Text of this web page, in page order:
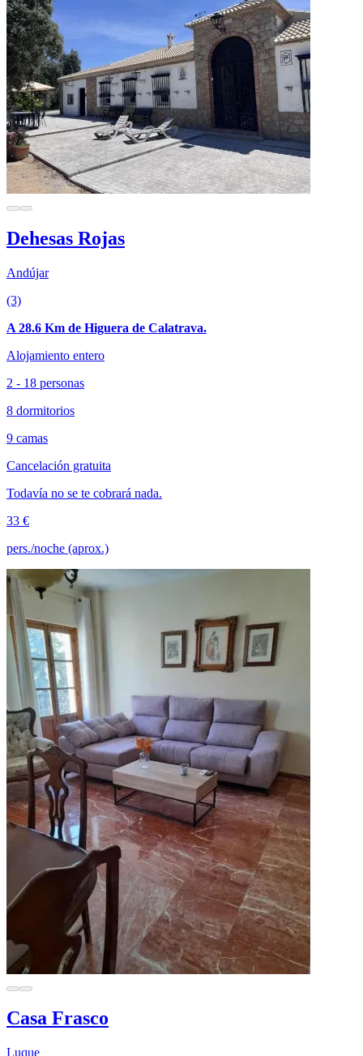
Dehesas Rojas
Andújar
(3)
A 28.6 Km de Higuera de Calatrava.
Alojamiento entero
2 - 18 personas
8 dormitorios
9 camas
Cancelación gratuita
Todavía no se te cobrará nada.
33 €
pers./noche (aprox.)
Casa Frasco
Luque